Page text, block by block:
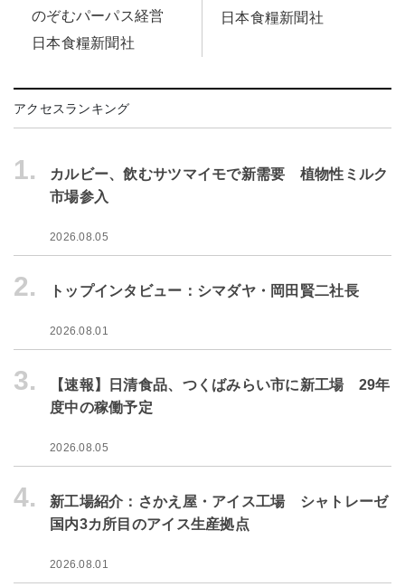
のぞむパーパス経営
日本食糧新聞社
日本食糧新聞社
アクセスランキング
1.
カルビー、飲むサツマイモで新需要 植物性ミルク
市場参入
2026.08.05
2. トップインタビュー：シマダヤ・岡田賢二社長
2026.08.01
3.
【速報】日清食品、つくばみらい市に新工場 29年
度中の稼働予定
2026.08.05
4.
新工場紹介：さかえ屋・アイス工場 シャトレーゼ
国内3カ所目のアイス生産拠点
2026.08.01